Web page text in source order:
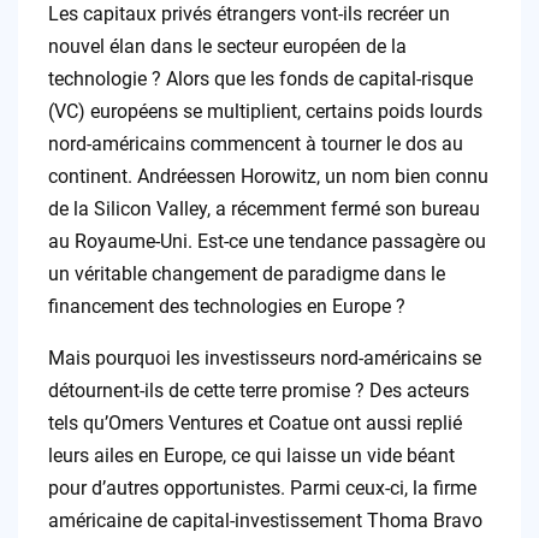
Les capitaux privés étrangers vont-ils recréer un
nouvel élan dans le secteur européen de la
technologie ? Alors que les fonds de capital-risque
(VC) européens se multiplient, certains poids lourds
nord-américains commencent à tourner le dos au
continent. Andréessen Horowitz, un nom bien connu
de la Silicon Valley, a récemment fermé son bureau
au Royaume-Uni. Est-ce une tendance passagère ou
un véritable changement de paradigme dans le
financement des technologies en Europe ?
Mais pourquoi les investisseurs nord-américains se
détournent-ils de cette terre promise ? Des acteurs
tels qu’Omers Ventures et Coatue ont aussi replié
leurs ailes en Europe, ce qui laisse un vide béant
pour d’autres opportunistes. Parmi ceux-ci, la firme
américaine de capital-investissement Thoma Bravo